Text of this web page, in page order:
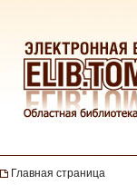
Главная страница